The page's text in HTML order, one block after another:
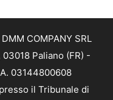
COMPANY SRL
Paliano (FR) -
03144800608
il Tribunale di